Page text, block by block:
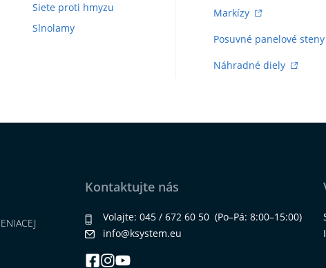
Siete proti hmyzu
Slnolamy
Markízy
Posuvné panelové steny
Náhradné diely
Kontaktujte nás
Volajte: 045 / 672 60 50 (Po–Pá: 8:00–15:00)
info@ksystem.eu